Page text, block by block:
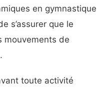
en gymnastique
s’assurer que le
mouvements de
toute activité